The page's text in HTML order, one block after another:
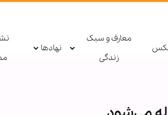
معارف و سبک
زندگی
نهادها